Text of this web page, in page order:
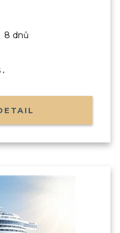
8 dnů